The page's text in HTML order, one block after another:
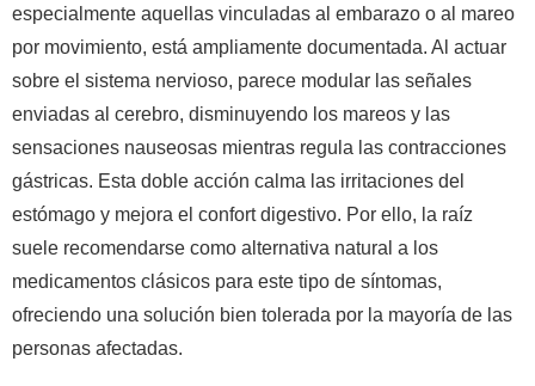
especialmente aquellas vinculadas al embarazo o al mareo
por movimiento, está ampliamente documentada. Al actuar
sobre el sistema nervioso, parece modular las señales
enviadas al cerebro, disminuyendo los mareos y las
sensaciones nauseosas mientras regula las contracciones
gástricas. Esta doble acción calma las irritaciones del
estómago y mejora el confort digestivo. Por ello, la raíz
suele recomendarse como alternativa natural a los
medicamentos clásicos para este tipo de síntomas,
ofreciendo una solución bien tolerada por la mayoría de las
personas afectadas.